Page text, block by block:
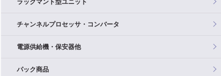
チャンネルプロセッサ・コンバータ
電源供給機・保安器他
パック商品